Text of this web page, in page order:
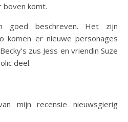
boven komt.
goed beschreven. Het zijn
komen er nieuwe personages
zus Jess en vriendin Suze
deel.
mijn recensie nieuwsgierig